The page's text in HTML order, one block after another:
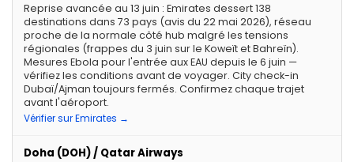
Reprise avancée au 13 juin : Emirates dessert 138
destinations dans 73 pays (avis du 22 mai 2026), réseau
proche de la normale côté hub malgré les tensions
régionales (frappes du 3 juin sur le Koweït et Bahreïn).
Mesures Ebola pour l'entrée aux EAU depuis le 6 juin —
vérifiez les conditions avant de voyager. City check-in
Dubaï/Ajman toujours fermés. Confirmez chaque trajet
avant l'aéroport.
Vérifier sur Emirates →
Doha (DOH) / Qatar Airways